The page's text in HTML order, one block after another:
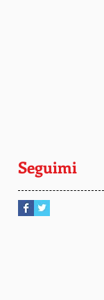
Seguimi